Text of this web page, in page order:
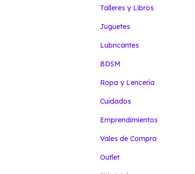
Talleres y Libros
Juguetes
Lubricantes
BDSM
Ropa y Lencería
Cuidados
Emprendimientos
Vales de Compra
Outlet